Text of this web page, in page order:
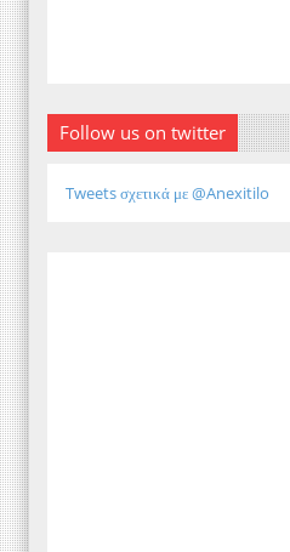
Follow us on twitter
Tweets σχετικά με @Anexitilo